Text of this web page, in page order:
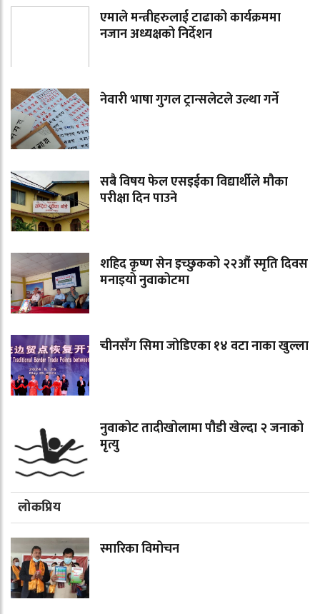
एमाले मन्त्रीहरुलाई टाढाको कार्यक्रममा
नजान अध्यक्षको निर्देशन
नेवारी भाषा गुगल ट्रान्सलेटले उल्था गर्ने
सबै विषय फेल एसइईका विद्यार्थीले मौका
परीक्षा दिन पाउने
शहिद कृष्ण सेन इच्छुकको २२औं स्मृति दिवस
मनाइयो नुवाकोटमा
चीनसँग सिमा जोडिएका १४ वटा नाका खुल्ला
नुवाकोट तादीखोलामा पौडी खेल्दा २ जनाको
मृत्यु
लोकप्रिय
स्मारिका विमोचन